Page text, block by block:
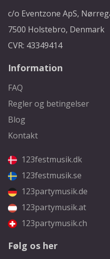
c/o Eventzone ApS,
7500 Holstebro, Denmark
CVR: 43349414
Information
FAQ
Regler og betingelser
Blog
Kontakt
123festmusik.dk
123festmusik.se
123partymusik.de
123partymusik.at
123partymusik.ch
Følg os her